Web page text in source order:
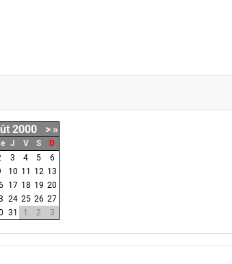
2000 > »
J V S
D
3 4 5
6
10 11 12 13
17 18 19 20
24 25 26 27
31 1 2 3